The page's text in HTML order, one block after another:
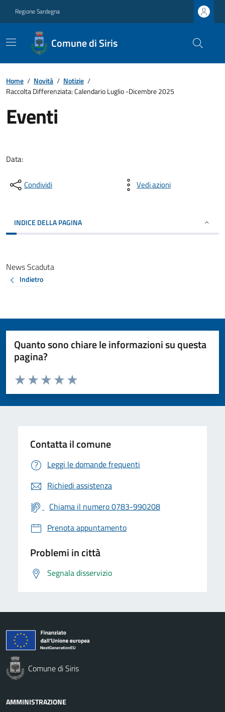
Regione Sardegna
Comune di Siris
Home / Novità / Notizie /
Raccolta Differenziata: Calendario Luglio -Dicembre 2025
Eventi
Data:
Condividi Vedi azioni
INDICE DELLA PAGINA
News Scaduta
Indietro
Quanto sono chiare le informazioni su questa
pagina?
Valuta da 1 a 5 stelle la pagina
Valuta 5 stelle su 5
Valuta 4 stelle su 5
Valuta 3 stelle su 5
Valuta 2 stelle su 5
Valuta 1 stelle su 5
Contatta il comune
Leggi le domande frequenti
Richiedi assistenza
Chiama il numero 0783-990208
Prenota appuntamento
Problemi in città
Segnala disservizio
Comune di Siris
AMMINISTRAZIONE